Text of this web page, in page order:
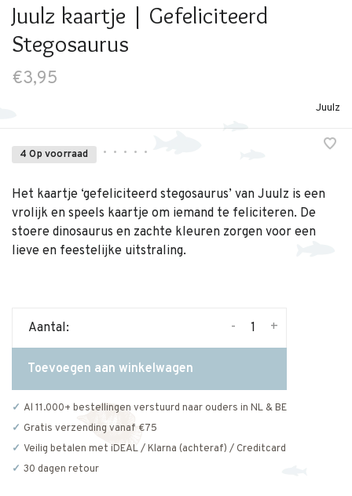
Juulz kaartje | Gefeliciteerd
Stegosaurus
€3,95
Juulz
4 Op voorraad • • • • •
Het kaartje ‘gefeliciteerd stegosaurus’ van Juulz is een
vrolijk en speels kaartje om iemand te feliciteren. De
stoere dinosaurus en zachte kleuren zorgen voor een
lieve en feestelijke uitstraling.
Aantal: +
-
Toevoegen aan winkelwagen
Al 11.000+ bestellingen verstuurd naar ouders in NL & BE
Gratis verzending vanaf €75
Veilig betalen met iDEAL / Klarna (achteraf) / Creditcard
30 dagen retour